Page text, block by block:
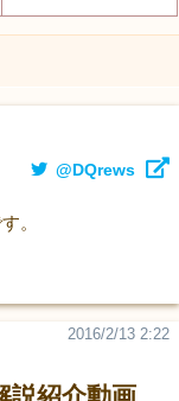
@DQrews
。
2016/2/13 2:22